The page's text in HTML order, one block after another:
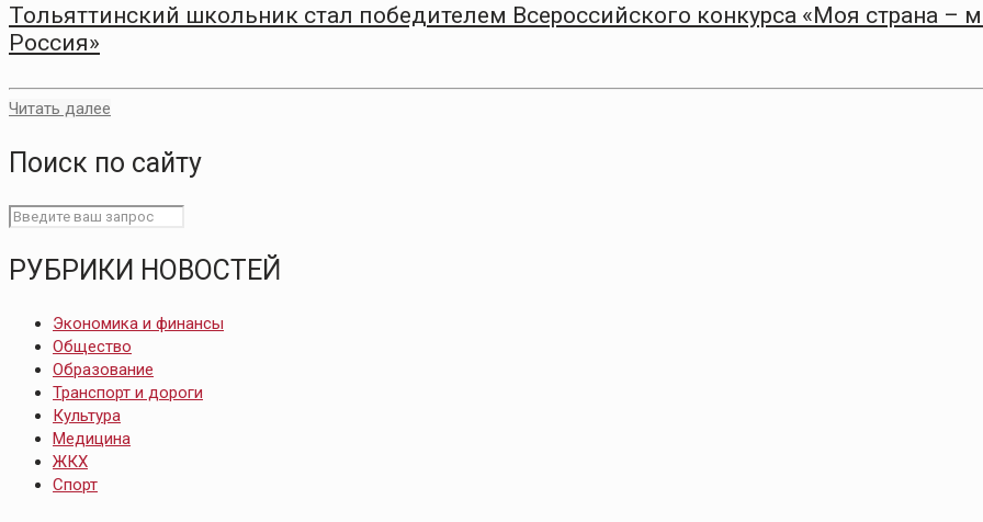
Тольяттинский школьник стал победителем Всероссийского конкурса «Моя страна –
Россия»
Читать далее
Поиск по сайту
РУБРИКИ НОВОСТЕЙ
Экономика и финансы
Общество
Образование
Транспорт и дороги
Культура
Медицина
ЖКХ
Спорт